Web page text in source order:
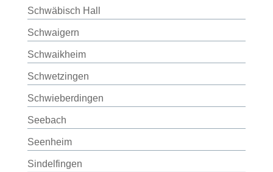
Schwäbisch Hall
Schwaigern
Schwaikheim
Schwetzingen
Schwieberdingen
Seebach
Seenheim
Sindelfingen